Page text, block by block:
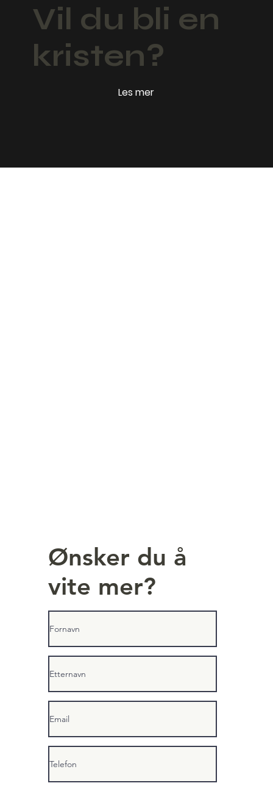
Ønsker du å
vite mer?
Vil du bli en
kristen?
Les mer